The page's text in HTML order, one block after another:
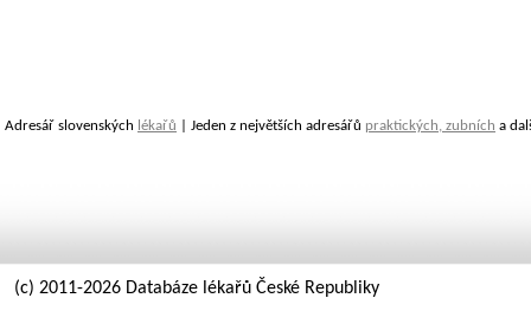
Adresář slovenských lékařů | Jeden z největších adresářů praktických, zubních a
(c) 2011-2026 Databáze lékařů České Republiky